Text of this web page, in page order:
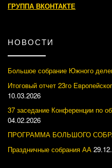
ГРУППА ВКОНТАКТЕ
НОВОСТИ
Большое собрание Южного
Итоговый отчет 23го
10.03.2026
37 заседание Конференции по
04.02.2026
ПРОГРАММА БОЛЬШОГО
Праздничные собрания АА